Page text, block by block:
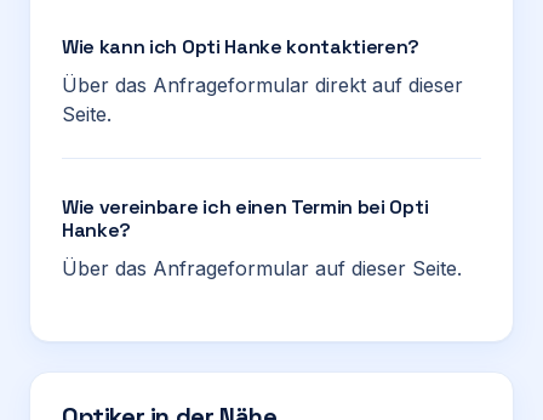
Wie kann ich Opti Hanke kontaktieren?
Über das Anfrageformular direkt auf dieser
Seite.
Wie vereinbare ich einen Termin bei Opti
Hanke?
Über das Anfrageformular auf dieser Seite.